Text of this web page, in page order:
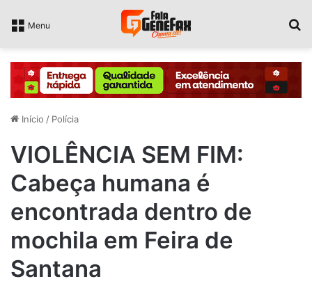
Menu
Início / Polícia
VIOLÊNCIA SEM FIM:
Cabeça humana é
encontrada dentro de
mochila em Feira de
Santana